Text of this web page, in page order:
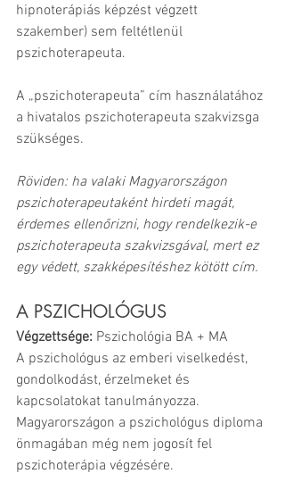
hipnoterápiás képzést végzett
szakember) sem feltétlenül
pszichoterapeuta.
A „pszichoterapeuta” cím használatához
a hivatalos pszichoterapeuta szakvizsga
szükséges.
Röviden: ha valaki Magyarországon
pszichoterapeutaként hirdeti magát,
érdemes ellenőrizni, hogy rendelkezik-e
pszichoterapeuta szakvizsgával, mert ez
egy védett, szakképesítéshez kötött cím.
A PSZICHOLÓGUS
Végzettsége: Pszichológia BA + MA
A pszichológus az emberi viselkedést,
gondolkodást, érzelmeket és
kapcsolatokat tanulmányozza.
Magyarországon a pszichológus diploma
önmagában még nem jogosít fel
pszichoterápia végzésére.